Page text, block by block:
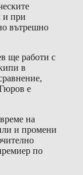
и при
вътрешно
ще работи с
в
е
на
и промени
по